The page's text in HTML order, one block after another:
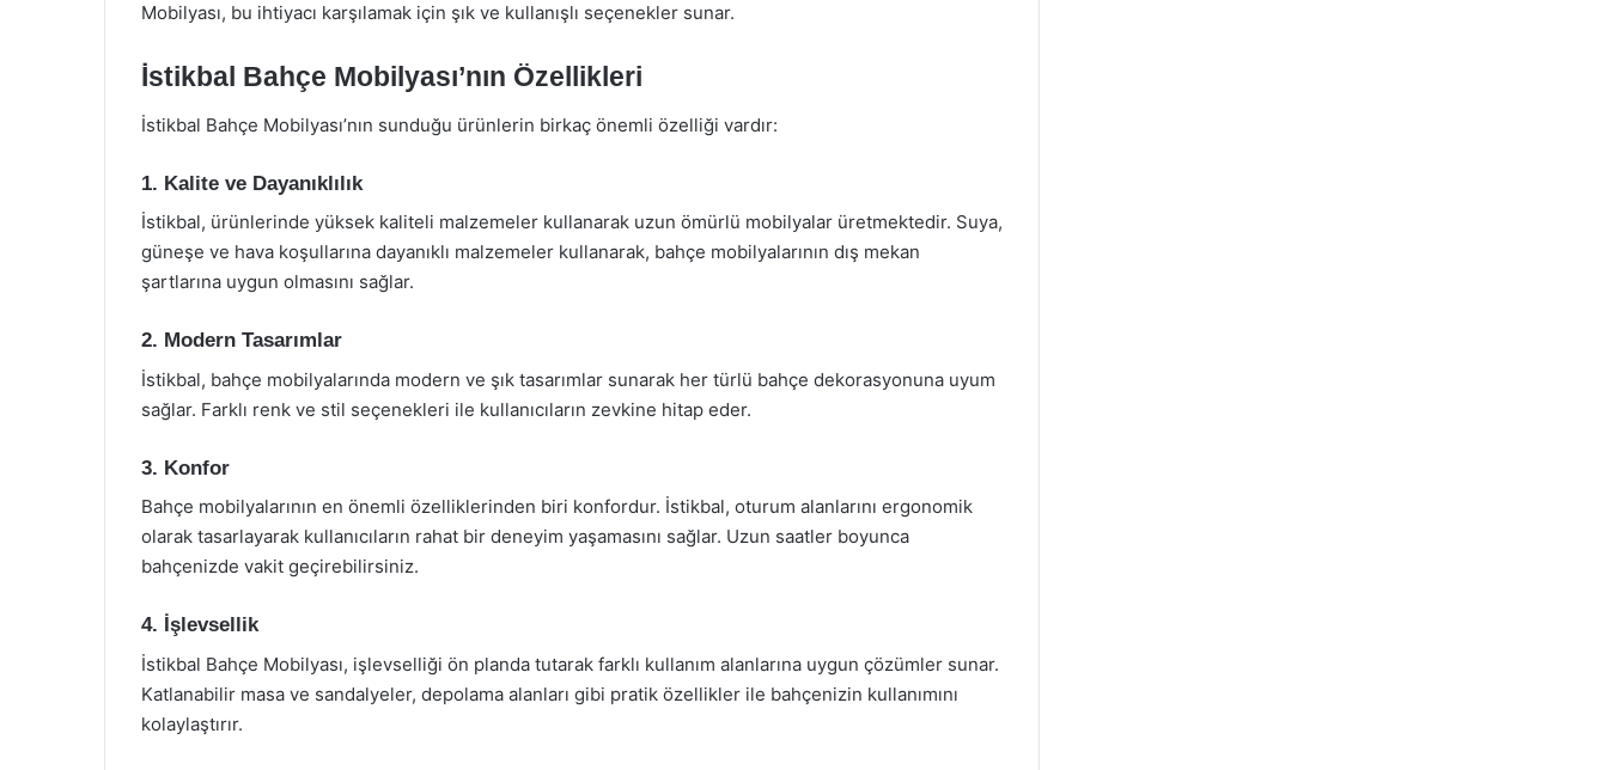
Mobilyası, bu ihtiyacı karşılamak için şık ve kullanışlı seçenekler sunar.
İstikbal Bahçe Mobilyası’nın Özellikleri
İstikbal Bahçe Mobilyası’nın sunduğu ürünlerin birkaç önemli özelliği vardır:
1. Kalite ve Dayanıklılık
İstikbal, ürünlerinde yüksek kaliteli malzemeler kullanarak uzun ömürlü mobilyalar üretmektedir. Suya,
güneşe ve hava koşullarına dayanıklı malzemeler kullanarak, bahçe mobilyalarının dış mekan
şartlarına uygun olmasını sağlar.
2. Modern Tasarımlar
İstikbal, bahçe mobilyalarında modern ve şık tasarımlar sunarak her türlü bahçe dekorasyonuna uyum
sağlar. Farklı renk ve stil seçenekleri ile kullanıcıların zevkine hitap eder.
3. Konfor
Bahçe mobilyalarının en önemli özelliklerinden biri konfordur. İstikbal, oturum alanlarını ergonomik
olarak tasarlayarak kullanıcıların rahat bir deneyim yaşamasını sağlar. Uzun saatler boyunca
bahçenizde vakit geçirebilirsiniz.
4. İşlevsellik
İstikbal Bahçe Mobilyası, işlevselliği ön planda tutarak farklı kullanım alanlarına uygun çözümler sunar.
Katlanabilir masa ve sandalyeler, depolama alanları gibi pratik özellikler ile bahçenizin kullanımını
kolaylaştırır.